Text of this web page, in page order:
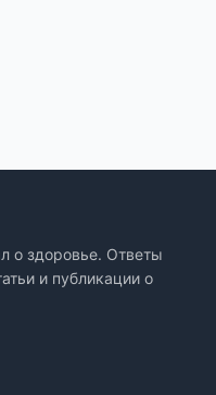
о здоровье. Ответы
и публикации о